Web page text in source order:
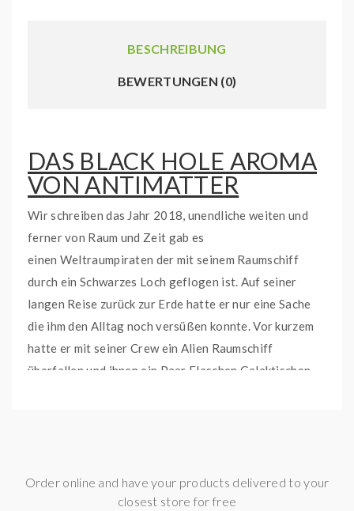
BESCHREIBUNG
BEWERTUNGEN (0)
DAS BLACK HOLE AROMA
VON ANTIMATTER
Wir schreiben das Jahr 2018, unendliche weiten und
ferner von Raum und Zeit gab es
einen Weltraumpiraten der mit seinem Raumschiff
durch ein Schwarzes Loch geflogen ist. Auf seiner
langen Reise zurück zur Erde hatte er nur eine Sache
die ihm den Alltag noch versüßen konnte. Vor kurzem
hatte er mit seiner Crew ein Alien Raumschiff
überfallen und ihnen ein Paar Flaschen Galaktischen
ist es noch ein langer Weg.
Order online and have your products delivered to your
closest store for free